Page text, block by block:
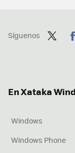
Síguenos
En Xataka
Windows
Windows Phone